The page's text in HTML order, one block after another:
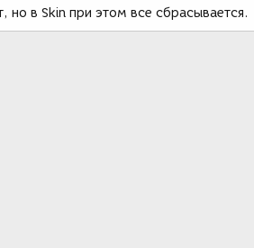
но в Skin при этом все сбрасывается.